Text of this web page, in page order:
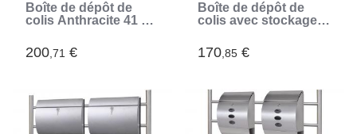
Boîte de dépôt de
colis Anthracite 41 x
(Gris)
200,71 €
Boîte de dépôt de
colis avec stockage
cm (Argent)
170,85 €